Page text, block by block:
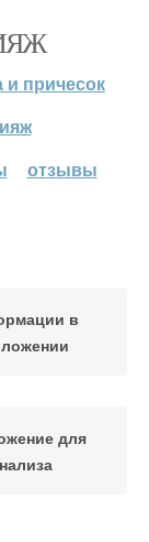
причесок
отзывы
в
для